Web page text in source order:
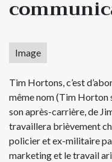
Image
Tim Hortons, c’est
même nom (Tim Horton
son après-carrière, de
travaillera brièvement
policier et ex-militaire
marketing et le travail